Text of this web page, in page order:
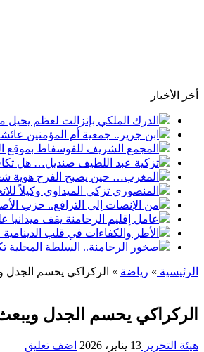
أخر الأخبار
الدرك الملكي بإنزالت لعظم يحيل
ابن جرير.. جمعية أم المؤمنين
المجمع الشريف للفوسفاط بموقع الكنتور يطلق مخيماته
تزكية عبد اللطيف صنديل… هل
المغرب… حين يصبح الفرح هوية
المنصوري تزكي الميداوي وكيلاً
من الإنصات إلى الترافع.. حزب
عامل إقليم الرحامنة يقف ميدانيا
الأطر والكفاءات في قلب الدينامية
صخور الرحامنة.. السلطة المحلية
الرئيسية » رياضة » الركراكي يحسم الجدل
الركراكي يحسم الجدل
هيئة التحرير 13 يناير، 2026 اضف تعليق